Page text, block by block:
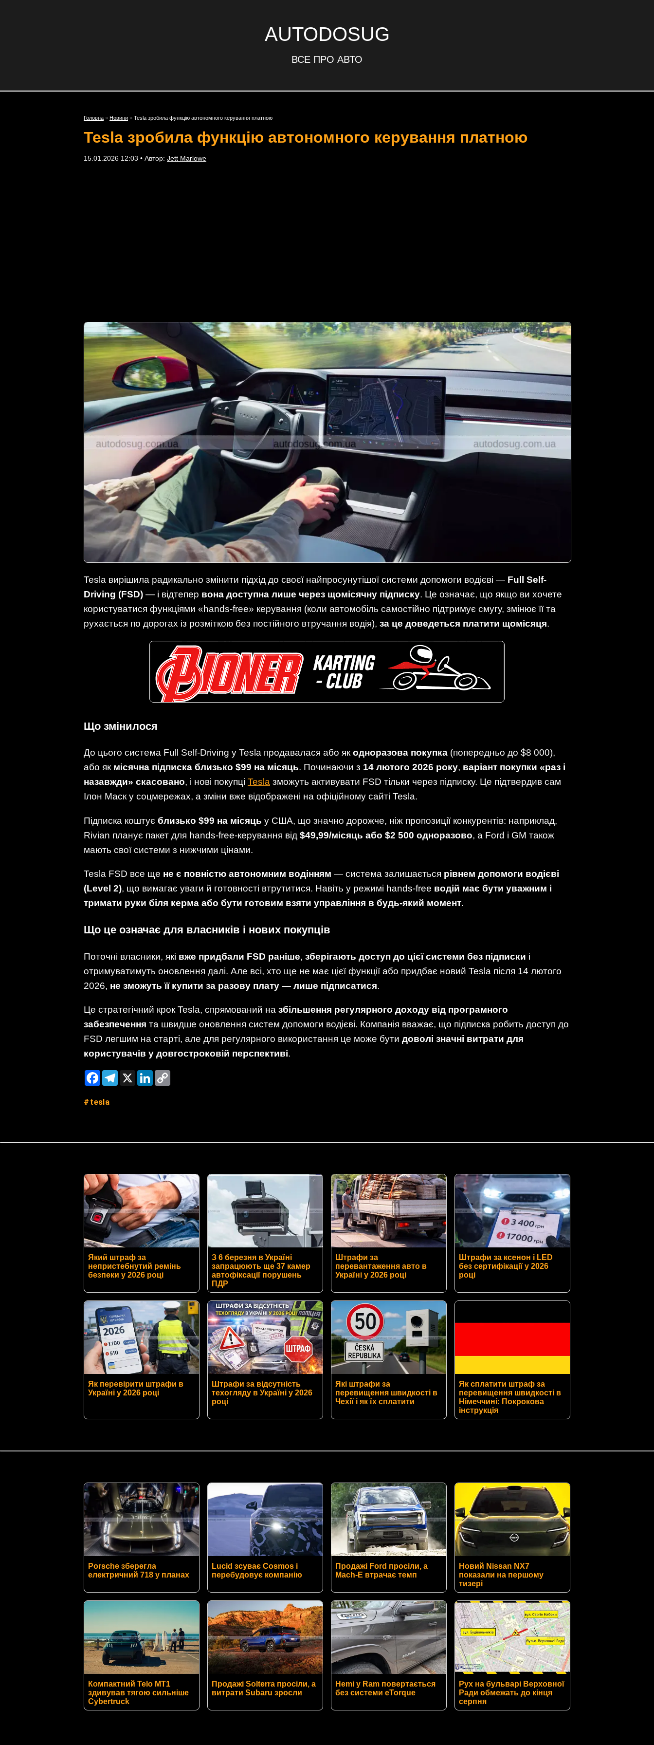
AUTODOSUG
ВСЕ ПРО АВТО
Головна » Новини » Tesla зробила функцію автономного керування платною
Tesla зробила функцію автономного керування платною
15.01.2026 12:03 • Автор: Jett Marlowe
Tesla вирішила радикально змінити підхід до своєї найпросунутішої системи допомоги водієві — Full Self-
Driving (FSD) — і відтепер вона доступна лише через щомісячну підписку. Це означає, що якщо ви хочете
користуватися функціями «hands-free» керування (коли автомобіль самостійно підтримує смугу, змінює її та
рухається по дорогах із розміткою без постійного втручання водія), за це доведеться платити щомісяця.
Що змінилося
До цього система Full Self-Driving у Tesla продавалася або якодноразова покупка (попередньо до $8 000),
або як місячна підписка близько $99 на місяць. Починаючи з 14 лютого 2026 року, варіант покупки «раз і
назавжди» скасовано, і нові покупці Tesla зможуть активувати FSD тільки через підписку. Це підтвердив сам
Ілон Маск у соцмережах, а зміни вже відображені на офіційному сайті Tesla.
Підписка коштує близько $99 на місяць у США, що значно дорожче, ніж пропозиції конкурентів: наприклад,
Rivian планує пакет для hands-free-керування від $49,99/місяць або $2 500 одноразово, а Ford і GM також
мають свої системи з нижчими цінами.
Tesla FSD все ще не є повністю автономним водінням — система залишається рівнем допомоги водієві
(Level 2), що вимагає уваги й готовності втрутитися. Навіть у режимі hands-free водій має бути уважним і
тримати руки біля керма або бути готовим взяти управління в будь-який момент.
Що це означає для власників і нових покупців
Поточні власники, які вже придбали FSD раніше, зберігають доступ до цієї системи без підписки і
отримуватимуть оновлення далі. Але всі, хто ще не має цієї функції або придбає новий Tesla після 14 лютого
2026, не зможуть її купити за разову плату — лише підписатися.
Це стратегічний крок Tesla, спрямований на збільшення регулярного доходу від програмного
забезпечення та швидше оновлення систем допомоги водієві. Компанія вважає, що підписка робить доступ до
FSD легшим на старті, але для регулярного використання це може бути доволі значні витрати для
користувачів у довгостроковій перспективі.
FacebookTelegram
X LinkedIn
tesla
Який штраф за
непристебнутий ремінь
безпеки у 2026 році
З 6 березня в Україні
запрацюють ще 37 камер
автофіксації порушень
ПДР
Штрафи за
перевантаження авто в
Україні у 2026 році
Штрафи за ксенон і LED
без сертифікації у 2026
році
Як перевірити штрафи в
Україні у 2026 році
Штрафи за відсутність
техогляду в Україні у 2026
році
Які штрафи за
перевищення швидкості в
Чехії і як їх сплатити
Як сплатити штраф за
перевищення швидкості в
Німеччині: Покрокова
інструкція
Porsche зберегла
електричний 718 у планах
Lucid зсуває Cosmos і
перебудовує компанію
Продажі Ford просіли, а
Mach-E втрачає темп
Новий Nissan NX7
показали на першому
тизері
Компактний Telo MT1
здивував тягою сильніше
Cybertruck
Продажі Solterra просіли, а
витрати Subaru зросли
Hemi у Ram повертається
без системи eTorque
Рух на бульварі Верховної
Ради обмежать до кінця
серпня